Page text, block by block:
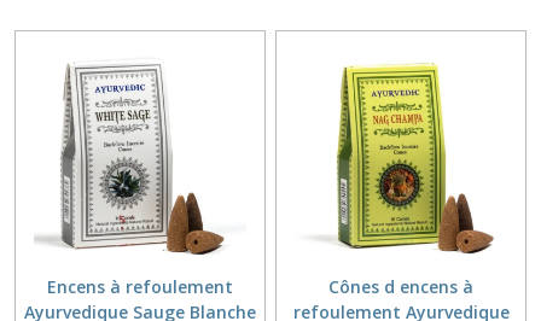
Encens à refoulement
Ayurvedique Sauge Blanche
Cônes d encens à
refoulement Ayurvedique